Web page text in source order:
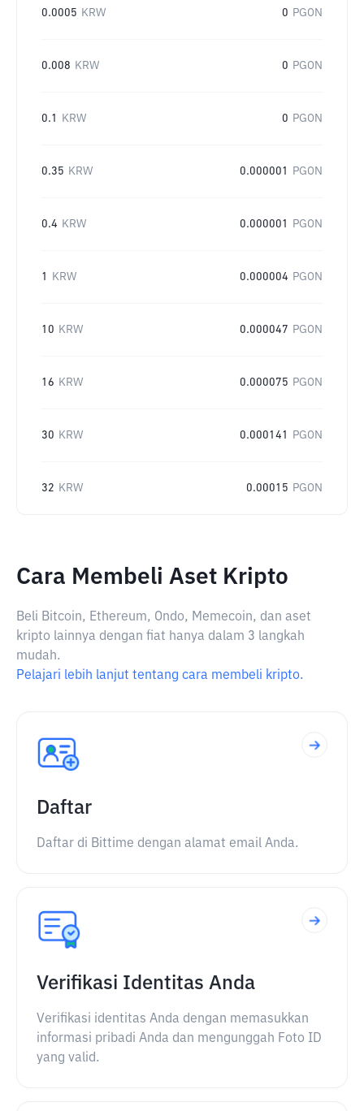
0.0005 KRW 0 PGON
0.008 KRW 0 PGON
0.1 KRW 0 PGON
0.35 KRW 0.000001 PGON
0.4 KRW 0.000001 PGON
1 KRW 0.000004 PGON
10 KRW 0.000047 PGON
16 KRW 0.000075 PGON
30 KRW 0.000141 PGON
32 KRW 0.00015 PGON
Cara Membeli Aset Kripto
Beli Bitcoin, Ethereum, Ondo, Memecoin, dan aset
kripto lainnya dengan fiat hanya dalam 3 langkah
mudah.
Pelajari lebih lanjut tentang cara membeli kripto.
Daftar
Daftar di Bittime dengan alamat email Anda.
Verifikasi Identitas Anda
Verifikasi identitas Anda dengan memasukkan
informasi pribadi Anda dan mengunggah Foto ID
yang valid.